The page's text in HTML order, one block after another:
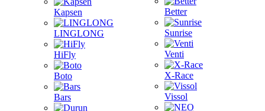
Kapsen
LINGLONG
HiFly
Boto
Bars
Better
Sunrise
Venti
X-Race
Vissol